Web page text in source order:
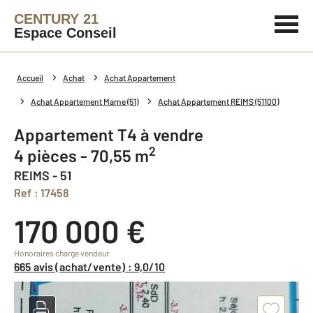
CENTURY 21
Espace Conseil
Accueil Achat Achat Appartement
Achat Appartement Marne (51) Achat Appartement REIMS (51100)
Appartement T4 à vendre
4 pièces - 70,55 m2
REIMS - 51
Ref : 17458
170 000 €
Honoraires charge vendeur
665 avis (achat/vente) : 9,0/10